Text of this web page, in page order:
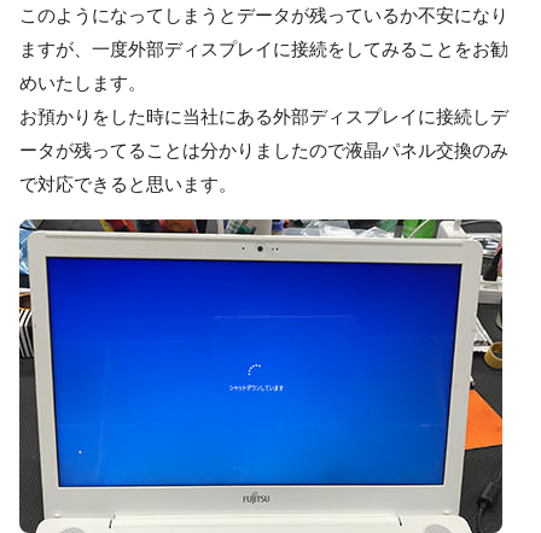
このようになってしまうとデータが残っているか不安になり
ますが、一度外部ディスプレイに接続をしてみることをお勧
めいたします。
お預かりをした時に当社にある外部ディスプレイに接続しデ
ータが残ってることは分かりましたので液晶パネル交換のみ
で対応できると思います。